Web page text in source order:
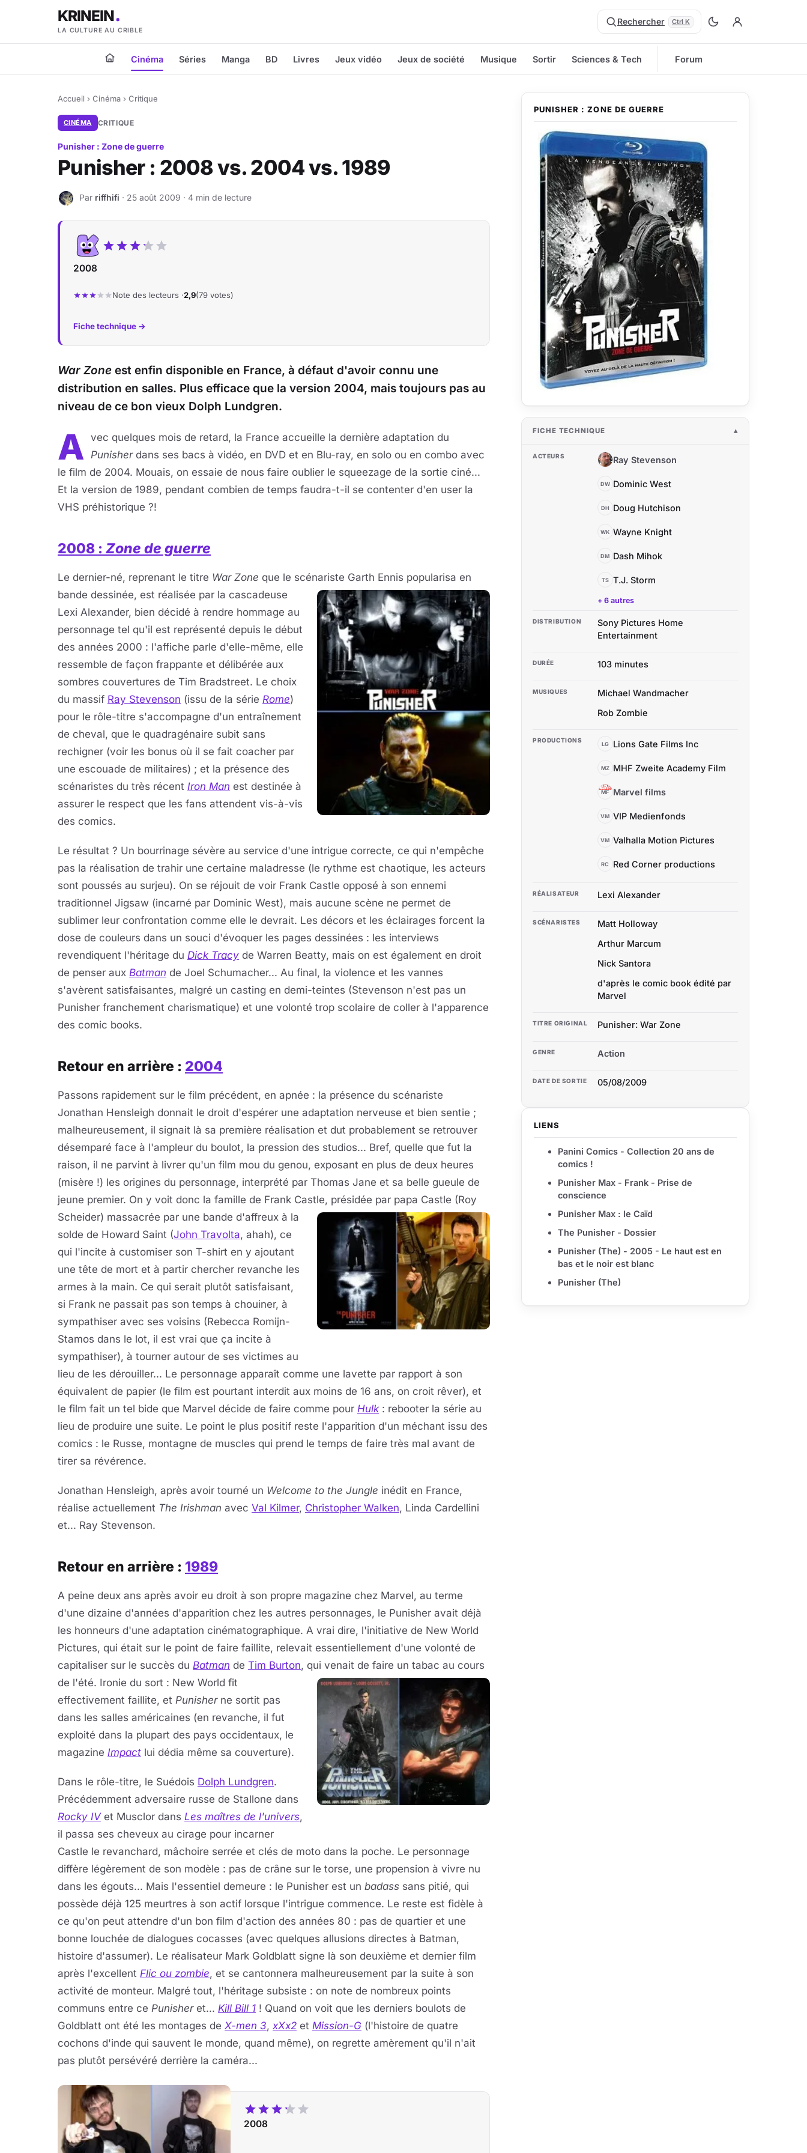
KRINEIN
LA CULTURE AU CRIBLE
Rechercher Ctrl K
Cinéma Séries Manga BD Livres Jeux vidéo Jeux de société Musique Sortir Sciences & Tech Forum
Accueil › Cinéma › Critique
CINÉMA CRITIQUE
Punisher : Zone de guerre
Punisher : 2008 vs. 2004 vs. 1989
R Par riffhifi · 25 août 2009 · 4 min de lecture
2008
Note des lecteurs ·2,9(79 votes)
Fiche technique →
War Zone est enfin disponible en France, à défaut d'avoir connu une
distribution en salles. Plus efficace que la version 2004, mais toujours pas au
niveau de ce bon vieux Dolph Lundgren.
A vec quelques mois de retard, la France accueille la dernière adaptation du
Punisherdans ses bacs à vidéo, en DVD et en Blu-ray, en solo ou en combo avec
le film de 2004. Mouais, on essaie de nous faire oublier le squeezage de la sortie ciné...
Et la version de 1989, pendant combien de temps faudra-t-il se contenter d'en user la
VHS préhistorique ?!
2008 : Zone de guerre
Le dernier-né, reprenant le titre War Zone que le scénariste Garth Ennis popularisa en
bande dessinée, est réalisée par la cascadeuse
Lexi Alexander, bien décidé à rendre hommage au
personnage tel qu'il est représenté depuis le début
des années 2000 : l'affiche parle d'elle-même, elle
ressemble de façon frappante et délibérée aux
sombres couvertures de Tim Bradstreet. Le choix
du massif Ray Stevenson (issu de la série Rome)
pour le rôle-titre s'accompagne d'un entraînement
de cheval, que le quadragénaire subit sans
rechigner (voir les bonus où il se fait coacher par
une escouade de militaires) ; et la présence des
scénaristes du très récent Iron Man est destinée à
assurer le respect que les fans attendent vis-à-vis
des comics.
Le résultat ? Un bourrinage sévère au service d'une intrigue correcte, ce qui n'empêche
pas la réalisation de trahir une certaine maladresse (le rythme est chaotique, les acteurs
sont poussés au surjeu). On se réjouit de voir Frank Castle opposé à son ennemi
traditionnel Jigsaw (incarné par Dominic West), mais aucune scène ne permet de
sublimer leur confrontation comme elle le devrait. Les décors et les éclairages forcent la
dose de couleurs dans un souci d'évoquer les pages dessinées : les interviews
revendiquent l'héritage du Dick Tracy de Warren Beatty, mais on est également en droit
de penser aux Batman de Joel Schumacher... Au final, la violence et les vannes
s'avèrent satisfaisantes, malgré un casting en demi-teintes (Stevenson n'est pas un
Punisher franchement charismatique) et une volonté trop scolaire de coller à l'apparence
des comic books.
Retour en arrière : 2004
Passons rapidement sur le film précédent, en apnée : la présence du scénariste
Jonathan Hensleigh donnait le droit d'espérer une adaptation nerveuse et bien sentie ;
malheureusement, il signait là sa première réalisation et dut probablement se retrouver
désemparé face à l'ampleur du boulot, la pression des studios... Bref, quelle que fut la
raison, il ne parvint à livrer qu'un film mou du genou, exposant en plus de deux heures
(misère !) les origines du personnage, interprété par Thomas Jane et sa belle gueule de
jeune premier. On y voit donc la famille de Frank Castle, présidée par papa Castle (Roy
Scheider) massacrée par une bande d'affreux à la
solde de Howard Saint (John Travolta, ahah), ce
qui l'incite à customiser son T-shirt en y ajoutant
une tête de mort et à partir chercher revanche les
armes à la main. Ce qui serait plutôt satisfaisant,
si Frank ne passait pas son temps à chouiner, à
sympathiser avec ses voisins (Rebecca Romijn-
Stamos dans le lot, il est vrai que ça incite à
sympathiser), à tourner autour de ses victimes au
lieu de les dérouiller... Le personnage apparaît comme une lavette par rapport à son
équivalent de papier (le film est pourtant interdit aux moins de 16 ans, on croit rêver), et
le film fait un tel bide que Marvel décide de faire comme pour Hulk: rebooter la série au
lieu de produire une suite. Le point le plus positif reste l'apparition d'un méchant issu des
comics : le Russe, montagne de muscles qui prend le temps de faire très mal avant de
tirer sa révérence.
Jonathan Hensleigh, après avoir tourné un Welcome to the Jungle inédit en France,
réalise actuellement The Irishman avec Val Kilmer, Christopher Walken, Linda Cardellini
et... Ray Stevenson.
Retour en arrière : 1989
A peine deux ans après avoir eu droit à son propre magazine chez Marvel, au terme
d'une dizaine d'années d'apparition chez les autres personnages, le Punisher avait déjà
les honneurs d'une adaptation cinématographique. A vrai dire, l'initiative de New World
Pictures, qui était sur le point de faire faillite, relevait essentiellement d'une volonté de
capitaliser sur le succès du Batman de Tim Burton, qui venait de faire un tabac au cours
de l'été. Ironie du sort : New World fit
effectivement faillite, et Punisherne sortit pas
dans les salles américaines (en revanche, il fut
exploité dans la plupart des pays occidentaux, le
magazine Impact lui dédia même sa couverture).
Dans le rôle-titre, le Suédois Dolph Lundgren.
Précédemment adversaire russe de Stallone dans
Rocky IVet Musclor dans Les maîtres de l'univers,
il passa ses cheveux au cirage pour incarner
Castle le revanchard, mâchoire serrée et clés de moto dans la poche. Le personnage
diffère légèrement de son modèle : pas de crâne sur le torse, une propension à vivre nu
dans les égouts... Mais l'essentiel demeure : le Punisher est un badass sans pitié, qui
possède déjà 125 meurtres à son actif lorsque l'intrigue commence. Le reste est fidèle à
ce qu'on peut attendre d'un bon film d'action des années 80 : pas de quartier et une
bonne louchée de dialogues cocasses (avec quelques allusions directes à Batman,
histoire d'assumer). Le réalisateur Mark Goldblatt signe là son deuxième et dernier film
après l'excellent Flic ou zombie, et se cantonnera malheureusement par la suite à son
activité de monteur. Malgré tout, l'héritage subsiste : on note de nombreux points
communs entre ce Punisheret... Kill Bill 1 ! Quand on voit que les derniers boulots de
Goldblatt ont été les montages de X-men 3, xXx2 et Mission-G (l'histoire de quatre
cochons d'inde qui sauvent le monde, quand même), on regrette amèrement qu'il n'ait
pas plutôt persévéré derrière la caméra...
2008
PUNISHER : ZONE DE GUERRE
FICHE TECHNIQUE
ACTEURS RS Ray Stevenson
DW Dominic West
DH Doug Hutchison
WK Wayne Knight
DM Dash Mihok
TS T.J. Storm
+ 6 autres
DISTRIBUTION
Sony Pictures Home
Entertainment
DURÉE 103 minutes
MUSIQUES
Michael Wandmacher
Rob Zombie
PRODUCTIONS LG Lions Gate Films Inc
MZ MHF Zweite Academy Film
MF Marvel films
VM VIP Medienfonds
VM Valhalla Motion Pictures
RC Red Corner productions
RÉALISATEUR Lexi Alexander
SCÉNARISTES
Matt Holloway
Arthur Marcum
Nick Santora
d'après le comic book édité par
Marvel
TITRE ORIGINAL Punisher: War Zone
GENRE Action
DATE DE SORTIE 05/08/2009
LIENS
Panini Comics - Collection 20 ans de
comics !
Punisher Max - Frank - Prise de
conscience
Punisher Max : le Caïd
The Punisher - Dossier
Punisher (The) - 2005 - Le haut est en
bas et le noir est blanc
Punisher (The)